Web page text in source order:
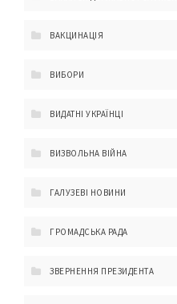
ВАКЦИНАЦІЯ
ВИБОРИ
ВИДАТНІ УКРАЇНЦІ
ВИЗВОЛЬНА ВІЙНА
ГАЛУЗЕВІ НОВИНИ
ГРОМАДСЬКА РАДА
ЗВЕРНЕННЯ ПРЕЗИДЕНТА